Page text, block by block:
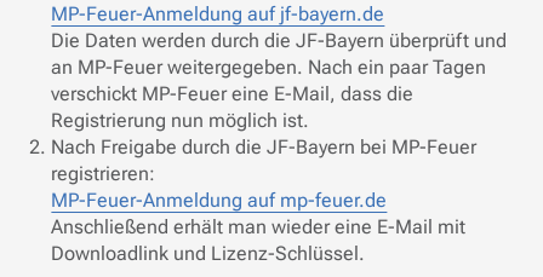
MP-Feuer-Anmeldung auf jf-bayern.de
Die Daten werden durch die JF-Bayern überprüft und
an MP-Feuer weitergegeben. Nach ein paar Tagen
verschickt MP-Feuer eine E-Mail, dass die
Registrierung nun möglich ist.
Nach Freigabe durch die JF-Bayern bei MP-Feuer
registrieren:
MP-Feuer-Anmeldung auf mp-feuer.de
Anschließend erhält man wieder eine E-Mail mit
Downloadlink und Lizenz-Schlüssel.